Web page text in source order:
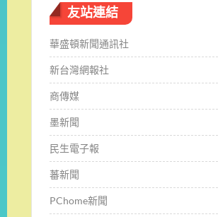
友站連結
華盛頓新聞通訊社
新台灣網報社
商傳媒
墨新聞
民生電子報
蕃新聞
PChome新聞